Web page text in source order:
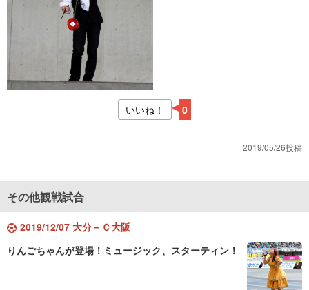
いいね！ 0
2019/05/26投稿
その他観戦試合
2019/12/07 大分－Ｃ大阪
りんごちゃんが登場！ミュージック、スターティン！